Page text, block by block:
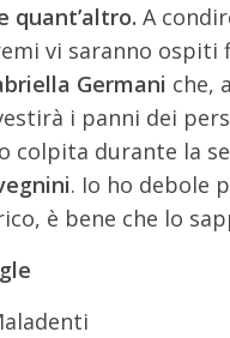
quant’altro. A
vi saranno ospiti
Germani che,
i panni dei
colpita durante la
. Io ho debole
è bene che lo